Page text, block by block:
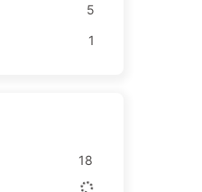
5
1
18